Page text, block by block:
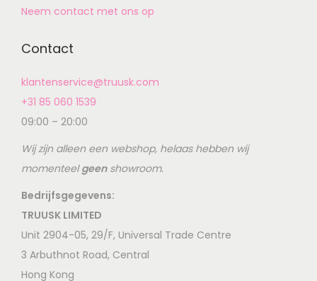
Neem contact met ons op
Contact
klantenservice@truusk.com
+31 85 060 1539
09:00 – 20:00
Wij zijn alleen een webshop, helaas hebben wij
momenteelgeenshowroom.
Bedrijfsgegevens:
TRUUSK LIMITED
Unit 2904-05, 29/F, Universal Trade Centre
3 Arbuthnot Road, Central
Hong Kong